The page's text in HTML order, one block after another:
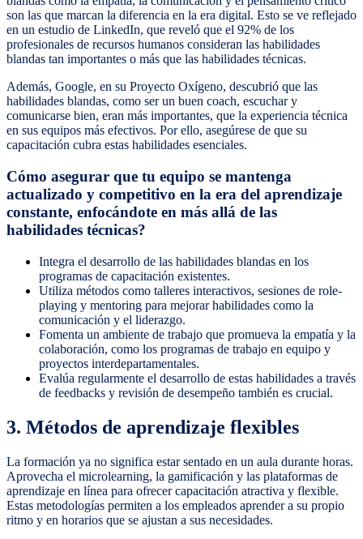
son las que marcan la diferencia en la era digital. Esto se ve reflejado
en un estudio de LinkedIn, que reveló que el 92% de los
profesionales de recursos humanos consideran las habilidades
blandas tan importantes o más que las habilidades técnicas.
Además, Google, en su Proyecto Oxígeno, descubrió que las
habilidades blandas, como ser un buen coach, escuchar y
comunicarse bien, eran más importantes, que la experiencia técnica
en sus equipos más efectivos. Por ello, asegúrese de que su
capacitación cubra estas habilidades esenciales.
Cómo asegurar que tu equipo se mantenga
actualizado y competitivo en la era del aprendizaje
constante, enfocándote en más allá de las
habilidades técnicas?
Integra el desarrollo de las habilidades blandas en los
programas de capacitación existentes.
Utiliza métodos como talleres interactivos, sesiones de role-
playing y mentoring para mejorar habilidades como la
comunicación y el liderazgo.
Fomenta un ambiente de trabajo que promueva la empatía y la
colaboración, como los programas de trabajo en equipo y
proyectos interdepartamentales.
Evalúa regularmente el desarrollo de estas habilidades a través
de feedbacks y revisión de desempeño también es crucial.
3. Métodos de aprendizaje flexibles
La formación ya no significa estar sentado en un aula durante horas.
Aprovecha el microlearning, la gamificación y las plataformas de
aprendizaje en línea para ofrecer capacitación atractiva y flexible.
Estas metodologías permiten a los empleados aprender a su propio
ritmo y en horarios que se ajustan a sus necesidades.